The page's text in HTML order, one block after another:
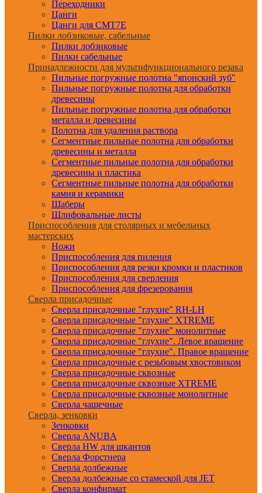
Переходники
Цанги
Цанги для CMT7E
Пилки лобзиковые, сабельные
Пилки лобзиковые
Пилки сабельные
Принадлежности для мультифункционального резака
Пильные погружные полотна "японский зуб"
Пильные погружные полотна для обработки
древесины
Пильные погружные полотна для обработки
металла и древесины
Полотна для удаления раствора
Сегментные пильные полотна для обработки
древесины и металла
Сегментные пильные полотна для обработки
древесины и пластика
Сегментные пильные полотна для обработки
камня и керамики
Шаберы
Шлифовальные листы
Приспособления для столярных и мебельных
мастерских
Ножи
Приспособления для пиления
Приспособления для резки кромки и пластиков
Приспособления для сверления
Приспособления для фрезерования
Сверла присадочные
Сверла присадочные "глухие" RH-LH
Сверла присадочные "глухие" XTREME
Сверла присадочные "глухие" монолитные
Сверла присадочные "глухие". Левое вращение
Сверла присадочные "глухие". Правое вращение
Сверла присадочные с резьбовым хвостовиком
Сверла присадочные сквозные
Сверла присадочные сквозные XTREME
Сверла присадочные сквозные монолитные
Сверла чашечные
Сверла, зенковки
Зенковки
Сверла ANUBA
Сверла HW для шкантов
Сверла Форстнера
Сверла долбежные
Сверла долбежные со стамеской для JET
Сверла конфирмат